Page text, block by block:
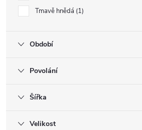
Tmavě hnědá 1
Období
Povolání
Šířka
Velikost